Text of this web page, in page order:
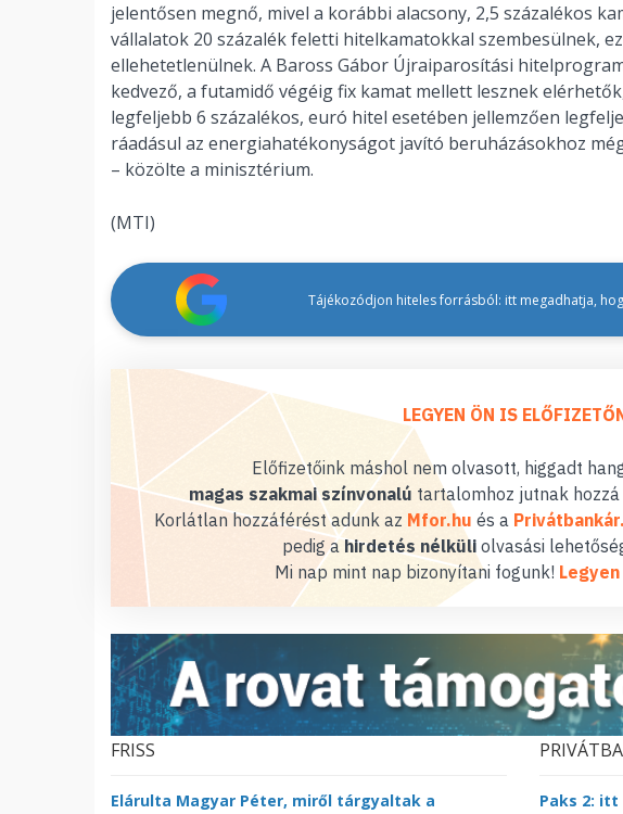
jelentősen megnő, mivel a korábbi alacsony, 2,5 százalékos
vállalatok 20 százalék feletti hitelkamatokkal szembesülnek,
ellehetetlenülnek. A Baross Gábor Újraiparosítási
kedvező, a futamidő végéig fix kamat mellett lesznek
legfeljebb 6 százalékos, euró hitel esetében jellemzően
ráadásul az energiahatékonyságot javító beruházásokhoz
– közölte a minisztérium.
(MTI)
Tájékozódjon hiteles forrásból: itt megadhatja,
LEGYEN ÖN IS
Előfizetőink máshol nem olvasott, higgadt
magas szakmai színvonalú tartalomhoz jutnak hozzá
Korlátlan hozzáférést adunk az Mfor.hu és a
pedig ahirdetés nélküliolvasási
Mi nap mint nap bizonyítani fogunk!
FRISS
Elárulta Magyar Péter, miről tárgyaltak a
Paks 2: